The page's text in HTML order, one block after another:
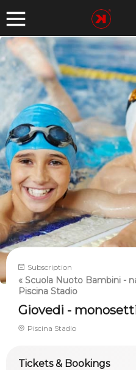
Subscription
« Scuola Nuoto Bambini -
Piscina Stadio
Giovedi -
Piscina Stadio
Tickets & Bookings